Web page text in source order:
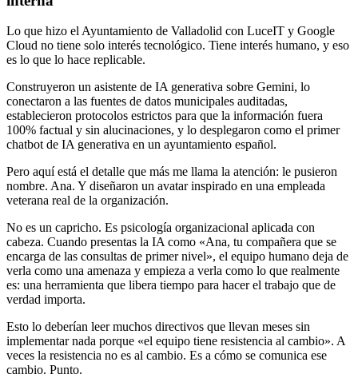
Lo que hizo el Ayuntamiento de Valladolid con LuceIT y Google
Cloud no tiene solo interés tecnológico. Tiene interés humano, y eso
es lo que lo hace replicable.
Construyeron un asistente de IA generativa sobre Gemini, lo
conectaron a las fuentes de datos municipales auditadas,
establecieron protocolos estrictos para que la información fuera
100% factual y sin alucinaciones, y lo desplegaron como el primer
chatbot de IA generativa en un ayuntamiento español.
Pero aquí está el detalle que más me llama la atención: le pusieron
nombre. Ana. Y diseñaron un avatar inspirado en una empleada
veterana real de la organización.
No es un capricho. Es psicología organizacional aplicada con
cabeza. Cuando presentas la IA como «Ana, tu compañera que se
encarga de las consultas de primer nivel», el equipo humano deja de
verla como una amenaza y empieza a verla como lo que realmente
es: una herramienta que libera tiempo para hacer el trabajo que de
verdad importa.
Esto lo deberían leer muchos directivos que llevan meses sin
implementar nada porque «el equipo tiene resistencia al cambio». A
veces la resistencia no es al cambio. Es a cómo se comunica ese
cambio. Punto.